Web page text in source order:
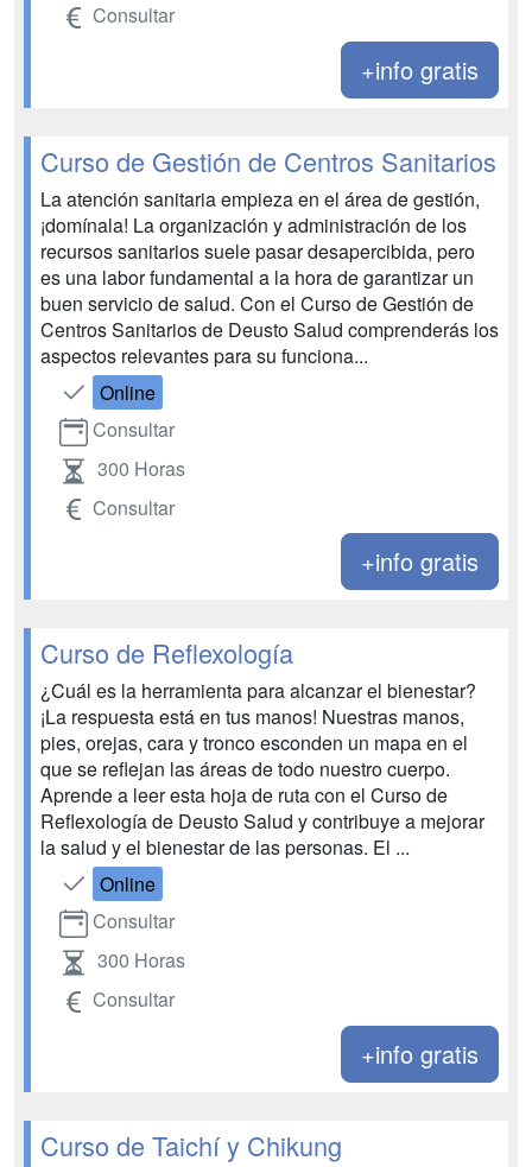
Consultar
+info gratis
Curso de Gestión de Centros Sanitarios
La atención sanitaria empieza en el área de gestión,
¡domínala! La organización y administración de los
recursos sanitarios suele pasar desapercibida, pero
es una labor fundamental a la hora de garantizar un
buen servicio de salud. Con el Curso de Gestión de
Centros Sanitarios de Deusto Salud comprenderás los
aspectos relevantes para su funciona...
Online
Consultar
300 Horas
Consultar
+info gratis
Curso de Reflexología
¿Cuál es la herramienta para alcanzar el bienestar?
¡La respuesta está en tus manos! Nuestras manos,
pies, orejas, cara y tronco esconden un mapa en el
que se reflejan las áreas de todo nuestro cuerpo.
Aprende a leer esta hoja de ruta con el Curso de
Reflexología de Deusto Salud y contribuye a mejorar
la salud y el bienestar de las personas. El ...
Online
Consultar
300 Horas
Consultar
+info gratis
Curso de Taichí y Chikung